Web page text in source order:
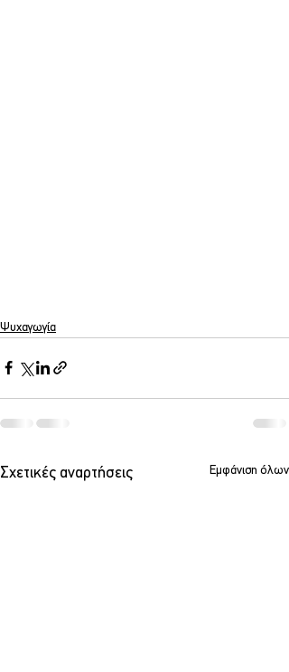
Ψυχαγωγία
Σχετικές αναρτήσεις Εμφάνιση όλων